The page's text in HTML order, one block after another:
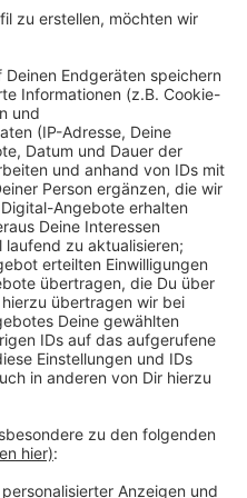
unter anderem
habe immer wieder
vertagt, heißt es,
Großprojekt gehe,
Und der Neumarkt
Innenstadt.
15:35